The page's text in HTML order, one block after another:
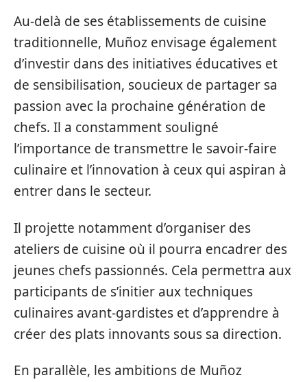
Au-delà de ses établissements de cuisine
traditionnelle, Muñoz envisage également
d’investir dans des initiatives éducatives et
de sensibilisation, soucieux de partager sa
passion avec la prochaine génération de
chefs. Il a constamment souligné
l’importance de transmettre le savoir-faire
culinaire et l’innovation à ceux qui aspiran à
entrer dans le secteur.
Il projette notamment d’organiser des
ateliers de cuisine où il pourra encadrer des
jeunes chefs passionnés. Cela permettra aux
participants de s’initier aux techniques
culinaires avant-gardistes et d’apprendre à
créer des plats innovants sous sa direction.
En parallèle, les ambitions de Muñoz